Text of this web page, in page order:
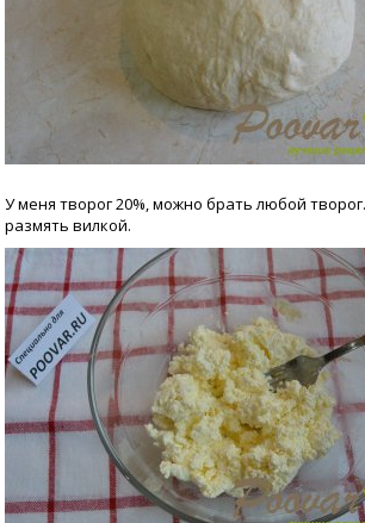
У меня творог 20%, можно брать любой
размять вилкой.